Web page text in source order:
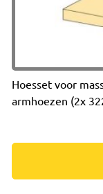
Hoesset voor
armhoezen (2x